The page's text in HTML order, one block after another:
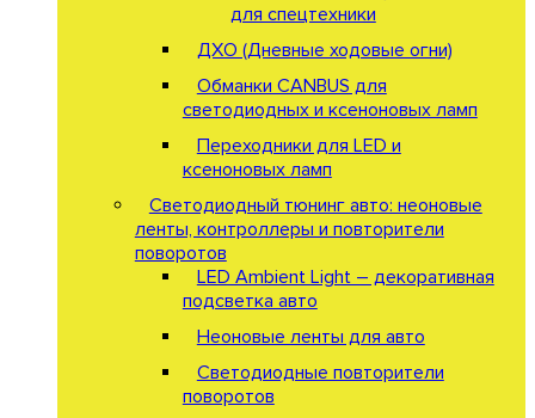
для спецтехники
ДХО (Дневные ходовые огни)
Обманки CANBUS для
светодиодных и ксеноновых ламп
Переходники для LED и
ксеноновых ламп
Светодиодный тюнинг авто: неоновые
ленты, контроллеры и повторители
поворотов
LED Ambient Light – декоративная
подсветка авто
Неоновые ленты для авто
Светодиодные повторители
поворотов